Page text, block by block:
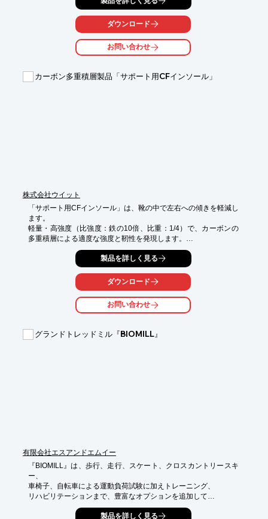
（炭酸ガスは40℃のお湯には約1,000ppmまでしか溶解しませ
ん）【特許出願済み】
２．操作が簡単
３．その他
ダウンロード
お問い合わせ
カーボン多重積層製品「サポート用CFインソール」
株式会社ウイット
「サポート用CFインソール」は、靴の中で左右への傾きを軽減し
ます。
軽量・高強度（比強度：鉄の10倍、比重：1/4）で、カーボンの
多重積層による適度な強度と靭性を発現します。
○監修：茨城県立医療大学　保健医療学部理学療法学科　大橋ゆ
○使用者の足の大きさに合わせられる設計性
詳しくはお問い合わせ、またはカタログをダウンロードしてくだ
製品を詳しく見る
ダウンロード
お問い合わせ
グランドトレッドミル『BIOMILL』
有限会社エスアンドエムイー
『BIOMILL』は、歩行、走行、スケート、クロスカントリースキ
ー、
車椅子、自転車による運動負荷試験に加えトレーニング、
リハビリテーションまで、豊富なオプションを追加して
幅広い用途に使用できるグランドトレッドミルです。
製品を詳しく見る